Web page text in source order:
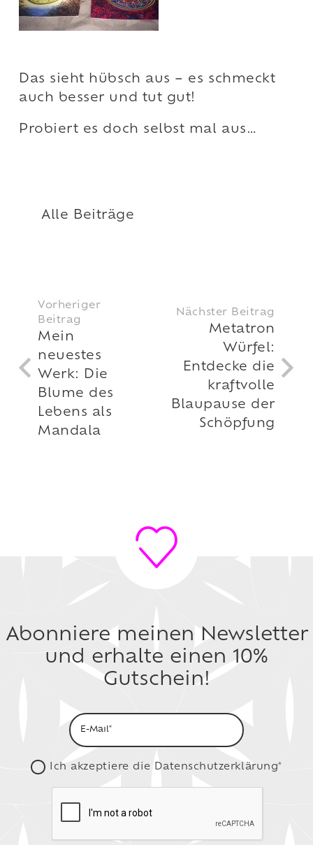
Das sieht hübsch aus – es schmeckt
auch besser und tut gut!
Probiert es doch selbst mal aus…
Alle Beiträge
Vorheriger
Beitrag
Mein
neuestes
Werk: Die
Blume des
Lebens als
Mandala
Nächster Beitrag
Metatron
Würfel:
Entdecke die
kraftvolle
Blaupause der
Schöpfung
Abonniere meinen Newsletter
und erhalte einen 10%
Gutschein!
Ich akzeptiere die Datenschutzerklärung*